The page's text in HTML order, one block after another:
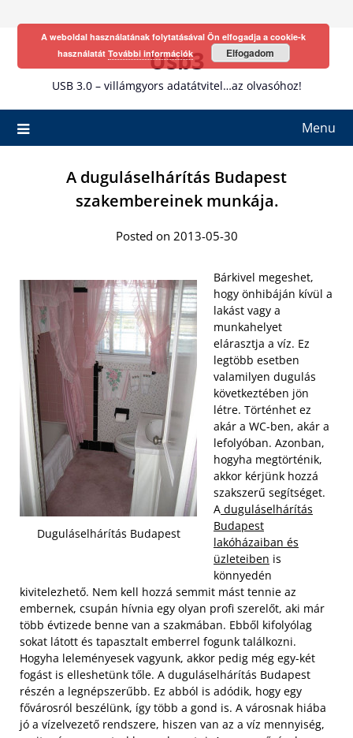
Usb3
USB 3.0 – villámgyors adatátvitel…az olvasóhoz!
Menu
A duguláselhárítás Budapest
szakembereinek munkája.
Posted on 2013-05-30
Duguláselhárítás Budapest
Bárkivel megeshet,
hogy önhibáján kívül a
lakást vagy a
munkahelyet
elárasztja a víz. Ez
legtöbb esetben
valamilyen dugulás
következtében jön
létre. Történhet ez
akár a WC-ben, akár a
lefolyóban. Azonban,
hogyha megtörténik,
akkor kérjünk hozzá
szakszerű segítséget.
A duguláselhárítás
Budapest
lakóházaiban és
üzleteiben is
könnyedén
kivitelezhető. Nem kell hozzá semmit mást tennie az
embernek, csupán hívnia egy olyan profi szerelőt, aki már
több évtizede benne van a szakmában. Ebből kifolyólag
sokat látott és tapasztalt emberrel fogunk találkozni.
Hogyha leleményesek vagyunk, akkor pedig még egy-két
fogást is elleshetünk tőle. A duguláselhárítás Budapest
részén a legnépszerűbb. Ez abból is adódik, hogy egy
fővárosról beszélünk, így több a gond is. A városnak hiába
jó a vízelvezető rendszere, hiszen van az a víz mennyiség,
A weboldal használatának folytatásával Ön elfogadja a cookie-k
használatát További információk Elfogadom